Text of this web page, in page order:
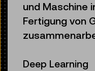
und Maschine
Fertigung von
Deep Learning